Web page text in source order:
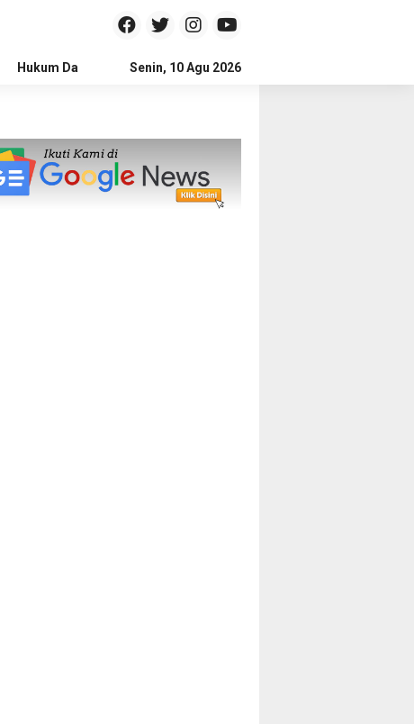
Hukum Dan Kriminal Politik Pendidikan
Senin, 10 Agu 2026